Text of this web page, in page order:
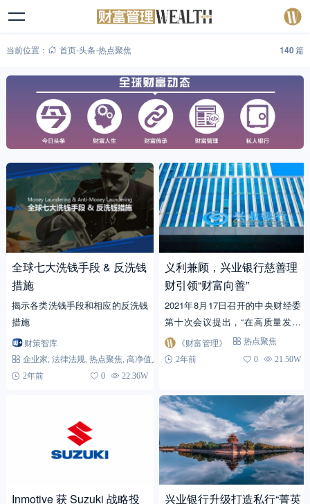
当前位置： 首页-头条-热点聚焦 140篇
全球七大洗钱手段 & 反洗钱
措施
揭示各类洗钱手段和相应的反洗钱
措施
财策智库
企业家 法律法规 热点聚焦 高净值人群
2年前
0 22.36W
义利兼顾，兴业银行慈善理
财引领“财富向善”
2021年8月17日召开的中央财经委
第十次会议提出，“在高质量发展
中促进共同富裕，构建初次分配、
再分配、三次分配协调配套的基础
《财富管理》
热点聚焦
2年前
0 21.50W
Inmotive 获 Suzuki 战略投
兴业银行升级打造私行“菁英